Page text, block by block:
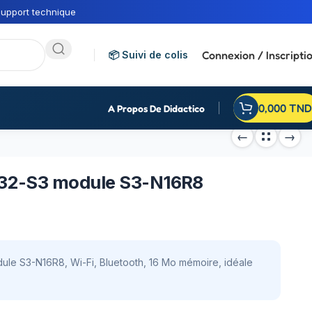
technique
📦 Suivi de colis Connexion /
A Propos De Didactico 0,000 TND
S3 module S3-N16R8
S3-N16R8, Wi-Fi, Bluetooth, 16 Mo mémoire, idéale